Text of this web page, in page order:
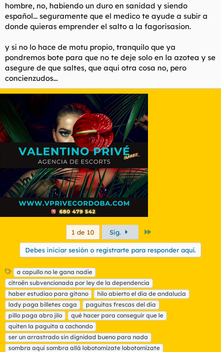
hombre, no, habiendo un duro en sanidad y siendo
español... seguramente que el medico te ayude a subir a
donde quieras emprender el salto a la fagorisasion.
y si no lo hace de motu propio, tranquilo que ya
pondremos bote para que no te deje solo en la azotea y se
asegure de que saltes, que aqui otra cosa no, pero
concienzudos...
1 de 10 Sig.
Debes iniciar sesión o registrarte para responder aquí.
E
t
i
q
u
e
t
a
s
a capullo no le gana nadie
citroën subvencionada por ley de la dependencia
haber estudiao para gitano
hilo abierto el día de andalucía
lady paga billetes caga
paguitas frescas del día
pillo paga abro jilo
qué hacer para conseguir que le
quiten la paguita a cachondo
ser un arrastrado sin dignidad bueno para nada
sombra aquí sombra allá lobotomízate lobotomízate